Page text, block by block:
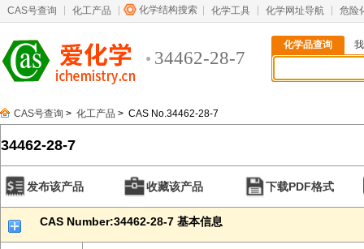
CAS号查询 化工产品 化学结构搜索 化学工具 化学网址导航 危险
34462-28-7
化学品查询
CAS号查询 > 化工产品 > CAS No.34462-28-7
34462-28-7
发布该产品 收藏该产品 下载PDF格式
CAS Number:34462-28-7 基本信息